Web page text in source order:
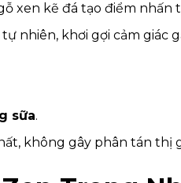
xen kẽ đá tạo điểm nhấn
nhiên, khơi gợi cảm giác
sữa.
không gây phân tán thị